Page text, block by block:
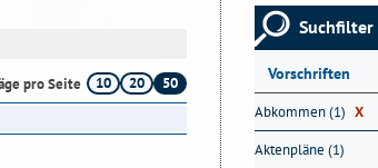
pro Seite 10 20
50
Suchfilter
Vorschriften
Abkommen (1) X
Aktenpläne (1)